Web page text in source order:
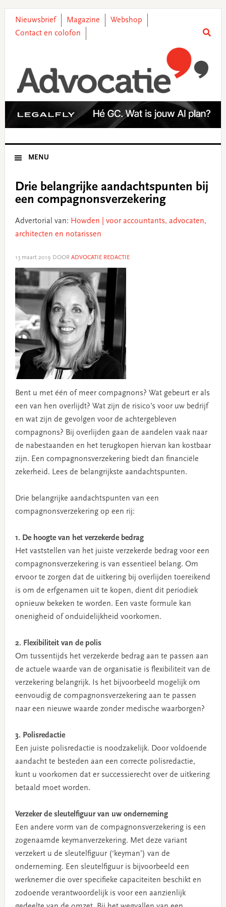
primary
main
primary
footer
Nieuwsbrief Magazine
Webshop
Contact en colofon
MENU
Drie belangrijke aandachtspunten bij
een compagnonsverzekering
Advertorial van: Howden | voor accountants, advocaten,
architecten en notarissen
13 maart 2019 DOOR ADVOCATIE REDACTIE
Bent u met één of meer compagnons? Wat gebeurt er als
een van hen overlijdt? Wat zijn de risico’s voor uw bedrijf
en wat zijn de gevolgen voor de achtergebleven
compagnons? Bij overlijden gaan de aandelen vaak naar
de nabestaanden en het terugkopen hiervan kan kostbaar
zijn. Een compagnonsverzekering biedt dan financiële
zekerheid. Lees de belangrijkste aandachtspunten.
Drie belangrijke aandachtspunten van een
compagnonsverzekering op een rij:
1. De hoogte van het verzekerde bedrag
Het vaststellen van het juiste verzekerde bedrag voor een
compagnonsverzekering is van essentieel belang. Om
ervoor te zorgen dat de uitkering bij overlijden toereikend
is om de erfgenamen uit te kopen, dient dit periodiek
opnieuw bekeken te worden. Een vaste formule kan
onenigheid of onduidelijkheid voorkomen.
2. Flexibiliteit van de polis
Om tussentijds het verzekerde bedrag aan te passen aan
de actuele waarde van de organisatie is flexibiliteit van de
verzekering belangrijk. Is het bijvoorbeeld mogelijk om
eenvoudig de compagnonsverzekering aan te passen
naar een nieuwe waarde zonder medische waarborgen?
3. Polisredactie
Een juiste polisredactie is noodzakelijk. Door voldoende
aandacht te besteden aan een correcte polisredactie,
kunt u voorkomen dat er successierecht over de uitkering
betaald moet worden.
Verzeker de sleutelfiguur van uw onderneming
Een andere vorm van de compagnonsverzekering is een
zogenaamde keymanverzekering. Met deze variant
verzekert u de sleutelfiguur (‘keyman’) van de
onderneming. Een sleutelfiguur is bijvoorbeeld een
werknemer die over specifieke capaciteiten beschikt en
zodoende verantwoordelijk is voor een aanzienlijk